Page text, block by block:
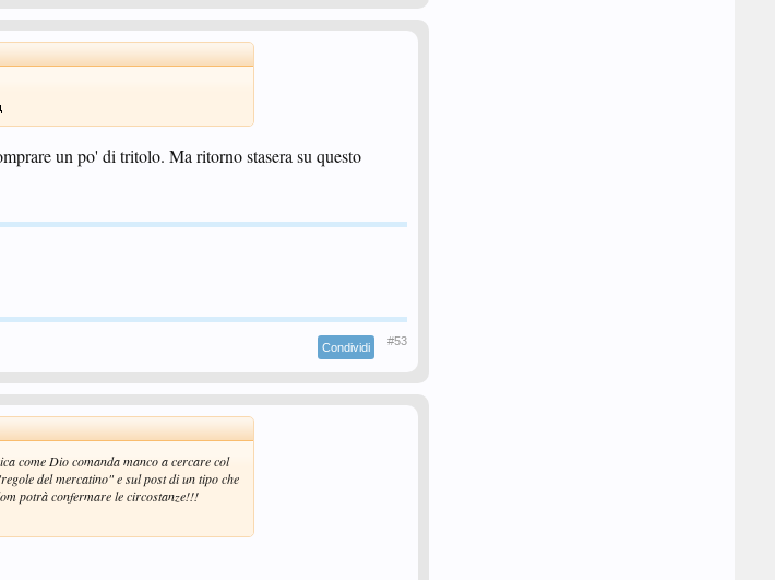
un po' di tritolo. Ma ritorno stasera su questo
Condividi #53
come Dio comanda manco a cercare col
del mercatino" e sul post di un tipo che
potrà confermare le circostanze!!!